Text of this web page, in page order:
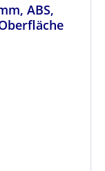
ABS,